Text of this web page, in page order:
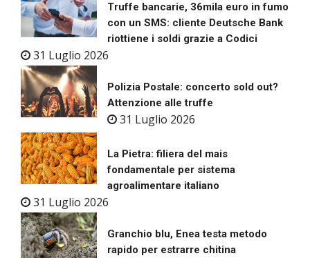
Truffe bancarie, 36mila euro in fumo
con un SMS: cliente Deutsche Bank
riottiene i soldi grazie a Codici
31 Luglio 2026
Polizia Postale: concerto sold out?
Attenzione alle truffe
31 Luglio 2026
La Pietra: filiera del mais
fondamentale per sistema
agroalimentare italiano
31 Luglio 2026
Granchio blu, Enea testa metodo
rapido per estrarre chitina